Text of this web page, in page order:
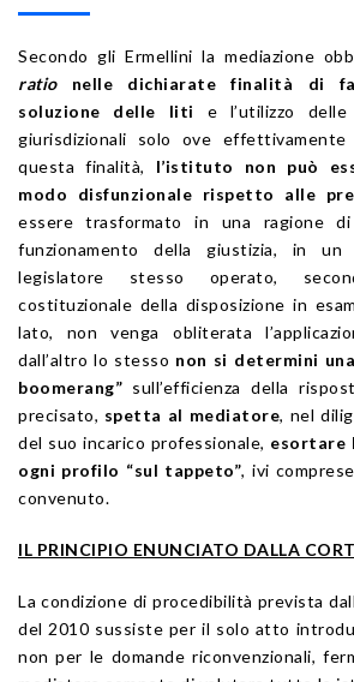
Secondo gli Ermellini la mediazione
rationelle dichiarate finalità di
soluzione delle liti
e l’utilizzo
giurisdizionali solo ove effettivamente
questa finalità, l’istituto non può
modo disfunzionale rispetto alle
essere trasformato in una ragione
funzionamento della giustizia, in un
legislatore stesso operato,
costituzionale della disposizione in
lato, non venga obliterata
dall’altro lo stesso non si determini
boomerang” sull’efficienza della
precisato, spetta al mediatore, nel
del suo incarico professionale, esortare
ogni profilo “sul tappeto”, ivi
convenuto.
IL PRINCIPIO ENUNCIATO DALLA
La condizione di procedibilità prevista
del 2010 sussiste per il solo atto
non per le domande riconvenzionali,